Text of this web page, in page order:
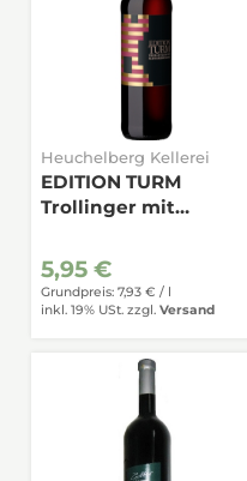
Heuchelberg Kellerei
EDITION TURM
Trollinger mit
fruchtig 0,75
5,95 €
Grundpreis: 7,93 € / l
inkl. 19% USt. zzgl. Versand